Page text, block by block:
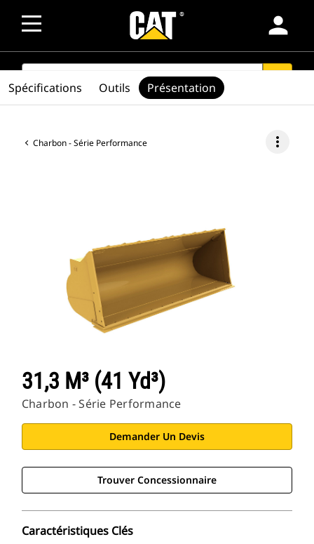
person
SEARCH
Charbon - Série Performance more_vert
31,3 M³ (41 Yd³)
Charbon - Série Performance
Demander Un Devis
Trouver Concessionnaire
Caractéristiques Clés
Spécifications Outils Présentation